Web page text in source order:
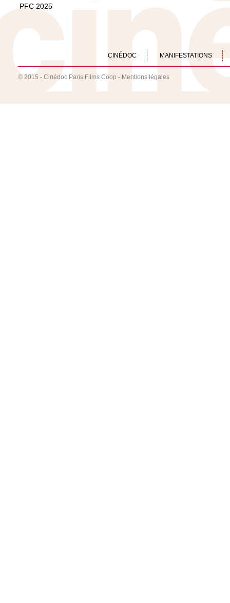
PFC 2025
CINÉDOC MANIFESTATIONS
© 2015 - Cinédoc Paris Films Coop - Mentions légales